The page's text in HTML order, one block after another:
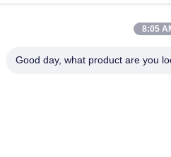
Szybki
teren
8:05
Good day, what product are you